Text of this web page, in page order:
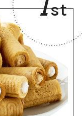
st